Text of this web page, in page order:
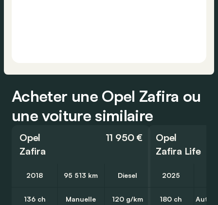
Acheter une Opel Zafira ou
une voiture similaire
Opel
Zafira
11 950 €
2018 95 513 km Diesel
136 ch Manuelle 120 g/km
Opel
Zafira Life
2025
180 ch